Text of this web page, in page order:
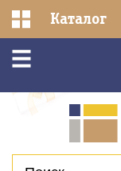
Каталог